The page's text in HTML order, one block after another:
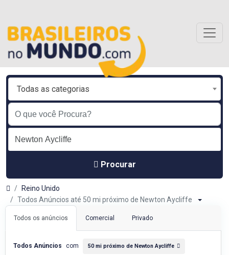
Todas as categorias
Procurar
Reino Unido
Todos Anúncios até 50 mi próximo de Newton Aycliffe
Todos os anúncios Comercial Privado
Todos Anúncios com 50 mi próximo de Newton Aycliffe